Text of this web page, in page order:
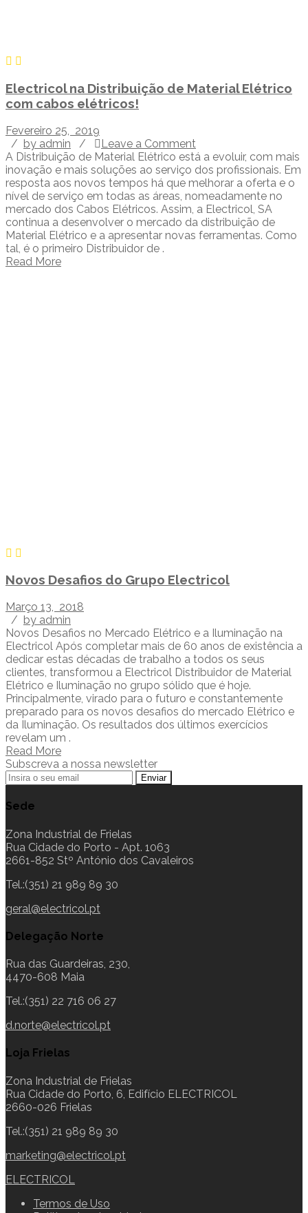
Electricol na Distribuição de Material Elétrico
com cabos elétricos!
Fevereiro 25, 2019
/ by admin /
Leave a Comment
A Distribuição de Material Elétrico está a evoluir, com mais
inovação e mais soluções ao serviço dos profissionais. Em
resposta aos novos tempos há que melhorar a oferta e o
nível de serviço em todas as áreas, nomeadamente no
mercado dos Cabos Elétricos. Assim, a Electricol, SA
continua a desenvolver o mercado da distribuição de
Material Elétrico e a apresentar novas ferramentas. Como
tal, é o primeiro Distribuidor de .
Read More
Novos Desafios do Grupo Electricol
Março 13, 2018
/ by admin
Novos Desafios no Mercado Elétrico e a Iluminação na
Electricol Após completar mais de 60 anos de existência a
dedicar estas décadas de trabalho a todos os seus
clientes, transformou a Electricol Distribuidor de Material
Elétrico e Iluminação no grupo sólido que é hoje.
Principalmente, virado para o futuro e constantemente
preparado para os novos desafios do mercado Elétrico e
da Iluminação. Os resultados dos últimos exercícios
revelam um .
Read More
Subscreva a nossa newsletter
Sede
Zona Industrial de Frielas
Rua Cidade do Porto - Apt. 1063
2661-852 Stº António dos Cavaleiros
Tel.:(351) 21 989 89 30
geral@electricol.pt
Delegação Norte
Rua das Guardeiras, 230,
4470-608 Maia
Tel.:(351) 22 716 06 27
d.norte@electricol.pt
Loja Frielas
Zona Industrial de Frielas
Rua Cidade do Porto, 6, Edifício ELECTRICOL
2660-026 Frielas
Tel.:(351) 21 989 89 30
marketing@electricol.pt
ELECTRICOL
Termos de Uso